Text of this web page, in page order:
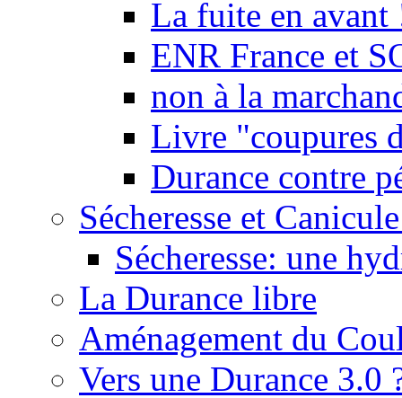
La fuite en avant
ENR France et
non à la
Livre "coupures
Durance contre
Sécheresse et
Sécheresse: une
La Durance libre
Aménagement du
Vers une Durance 3.0